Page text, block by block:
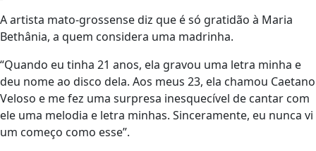
A artista mato-grossense diz que é só gratidão à Maria
Bethânia, a quem considera uma madrinha.
“Quando eu tinha 21 anos, ela gravou uma letra minha e
deu nome ao disco dela. Aos meus 23, ela chamou Caetano
Veloso e me fez uma surpresa inesquecível de cantar com
ele uma melodia e letra minhas. Sinceramente, eu nunca vi
um começo como esse”.